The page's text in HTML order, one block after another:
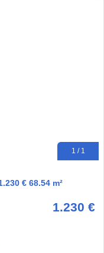
1 / 1
€ 68.54 m²
1.230 €